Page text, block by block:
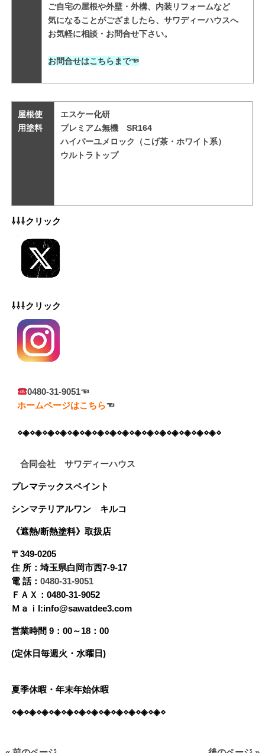
ご自宅の屋根や外壁・外構、内装リフォームなど
気になることがござましたら、サワディーハウスへ
お気軽に相談・お問合せ下さい。
お問合せはこちらまで☜
屋根使
用塗料
エスケー化研
プレミアム無機　SR164
ハイパーユメロック（こげ茶・ホワイト系）
ウルトラトップ
⇩⇩⇩クリック
⇩⇩⇩クリック
0480-31-9051☜
ホームページはこちら☜
⋄◈⋄◈⋄◈⋄◈⋄◈⋄◈⋄◈⋄◈⋄◈⋄◈⋄◈⋄◈⋄◈⋄◈⋄◈⋄◈⋄
合同会社 サワディーハウス
プレマテックスペイント
シンマテリアルワン キルコ
《遮熱/断熱塗料》 取扱店
〒349-0205
住 所：埼玉県白岡市西7-9-17
電 話： 0480-31-9051
ＦＡＸ：0480-31-9052
Ｍａｉl:info@sawatdee3.com
営業時間 9：00～18：00
(定休日毎週火・水曜日)
夏季休暇・年末年始休暇
⋄◈⋄◈⋄◈⋄◈⋄◈⋄◈⋄◈⋄◈⋄◈⋄◈⋄◈⋄◈⋄